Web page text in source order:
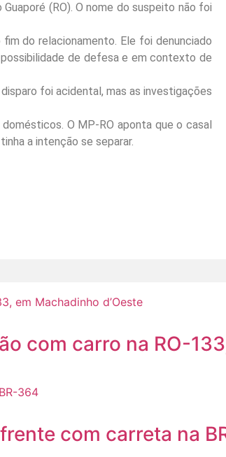
(RO). O nome do suspeito não foi
do relacionamento. Ele foi denunciado
de defesa e em contexto de
foi acidental, mas as investigações
O MP-RO aponta que o casal
a intenção se separar.
com carro na RO-
com carreta na